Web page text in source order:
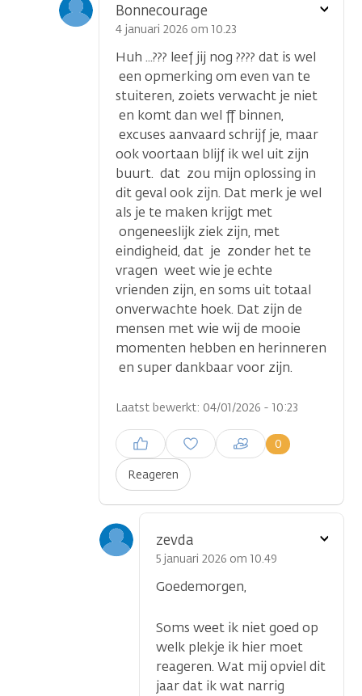
Bonnecourage
4 januari 2026 om 10.23
Huh ...??? leef jij nog ???? dat is wel
een opmerking om even van te
stuiteren, zoiets verwacht je niet
en komt dan wel ff binnen,
excuses aanvaard schrijf je, maar
ook voortaan blijf ik wel uit zijn
buurt. dat zou mijn oplossing in
dit geval ook zijn. Dat merk je wel
als je te maken krijgt met
ongeneeslijk ziek zijn, met
eindigheid, dat je zonder het te
vragen weet wie je echte
vrienden zijn, en soms uit totaal
onverwachte hoek. Dat zijn de
mensen met wie wij de mooie
momenten hebben en herinneren
en super dankbaar voor zijn.
Laatst bewerkt: 04/01/2026 - 10:23
Reageren
0
Inloggen om een reactie te
plaatsen
Toon
zevda
5 januari 2026 om 10.49
Goedemorgen,
Soms weet ik niet goed op
welk plekje ik hier moet
reageren. Wat mij opviel dit
jaar dat ik wat narrig
Toon